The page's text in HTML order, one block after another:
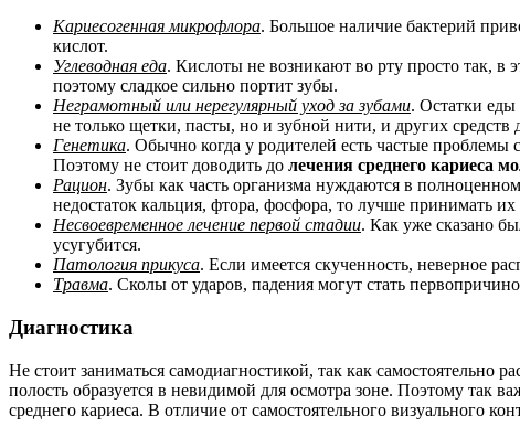
Кариесогенная микрофлора. Большое наличие бактерий
кислот.
Углеводная еда. Кислоты не возникают во рту просто так, в
поэтому сладкое сильно портит зубы.
Неграмотный или нерегулярный уход за зубами. Остатки еды
не только щетки, пасты, но и зубной нити, и других средств
Генетика. Обычно когда у родителей есть частые проблемы
Поэтому не стоит доводить до лечения среднего кариеса
Рацион. Зубы как часть организма нуждаются в
недостаток кальция, фтора, фосфора, то лучше принимать
Несвоевременное лечение первой стадии. Как уже сказано
усугубится.
Патология прикуса. Если имеется скученность, неверное
Травма. Сколы от ударов, падения могут стать
Диагностика
Не стоит заниматься самодиагностикой, так как самостоятельно
полость образуется в невидимой для осмотра зоне. Поэтому так
среднего кариеса. В отличие от самостоятельного визуального